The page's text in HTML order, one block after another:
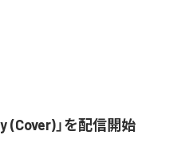
(Cover)」を配信開始